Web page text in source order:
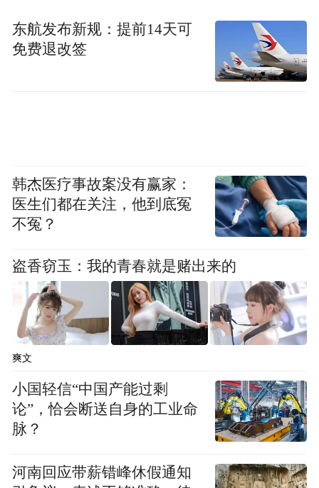
东航发布新规：提前14天可
免费退改签
韩杰医疗事故案没有赢家：
医生们都在关注，他到底冤
不冤？
盗香窃玉：我的青春就是赌出来的
爽文
小国轻信“中国产能过剩
论”，恰会断送自身的工业命
脉？
河南回应带薪错峰休假通知